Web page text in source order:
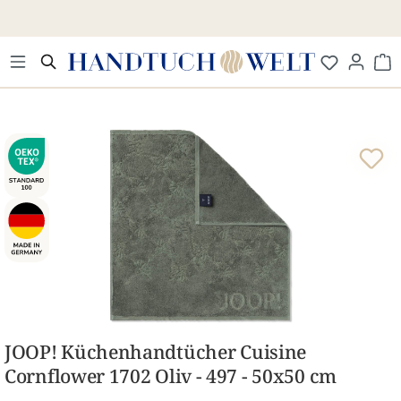
Bildergalerie überspringen
JOOP! Küchenhandtücher Cuisine
Cornflower 1702 Oliv - 497 - 50x50 cm